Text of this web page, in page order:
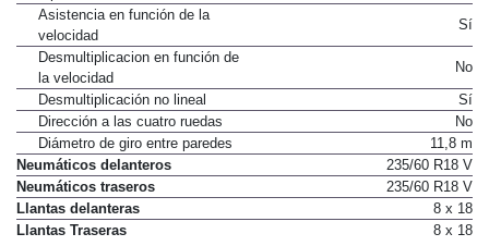
Tipo de asistencia
Asistencia en función de la
velocidad
Desmultiplicacion en función de
la velocidad
Desmultiplicación no lineal
Sí
Dirección a las cuatro ruedas
No
Diámetro de giro entre paredes
11,8 m
Neumáticos delanteros
235/60 R18 V
Neumáticos traseros
235/60 R18 V
Llantas delanteras
8 x 18